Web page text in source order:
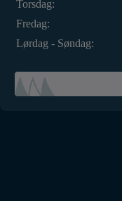
Torsdag:
Fredag:
Lørdag - Søndag: